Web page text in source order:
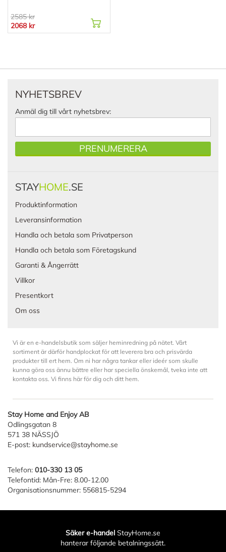
2585 kr
2068 kr
NYHETSBREV
Anmäl dig till vårt nyhetsbrev:
PRENUMERERA
STAYHOME.SE
Produktinformation
Leveransinformation
Handla och betala som Privatperson
Handla och betala som Företagskund
Garanti & Ångerrätt
Villkor
Presentkort
Om oss
Vi är en e-handelsbutik som säljer heminredning på nätet. Vårt
sortiment är därför handplockat för att leverera bra och prisvärda
produkter till ert hem. Om ni har några tankar eller ideér som skulle
kunna göra oss ännu bättre eller har speciella önskemål, tveka inte att
kontakta oss. Vi finns här för dig och ditt hem.
Stay Home and Enjoy AB
Odlingsgatan 8
571 38 NÄSSJÖ
E-post: kundservice@stayhome.se
Telefon: 010-330 13 05
Telefontid: Mån-Fre: 8.00-12.00
Organisationsnummer: 556815-5294
Säker e-handel StayHome.se
hanterar följande betalningssätt.